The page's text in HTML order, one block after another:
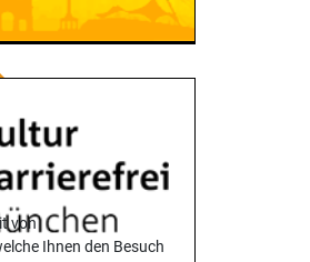
von
Ihnen den Besuch